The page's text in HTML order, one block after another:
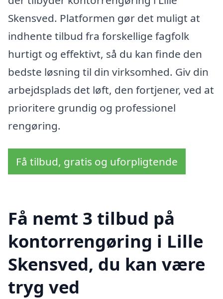
Skensved. Platformen gør det muligt at
indhente tilbud fra forskellige fagfolk
hurtigt og effektivt, så du kan finde den
bedste løsning til din virksomhed. Giv din
arbejdsplads det løft, den fortjener, ved at
prioritere grundig og professionel
rengøring.
Få tilbud, gratis og uforpligtende
Få nemt 3 tilbud på
kontorrengøring i Lille
Skensved, du kan være
tryg ved